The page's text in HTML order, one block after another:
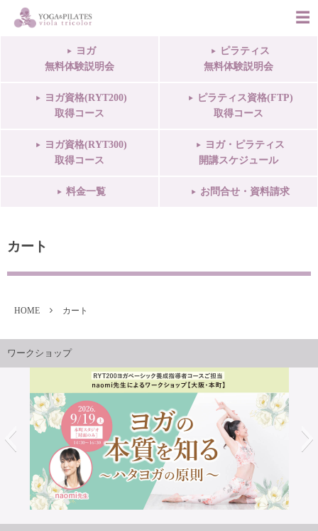
ヨガ
無料体験説明会
ピラティス
無料体験説明会
ヨガ資格(RYT200)
取得コース
ピラティス資格(FTP)
取得コース
ヨガ資格(RYT300)
取得コース
ヨガ・ピラティス
開講スケジュール
料金一覧 お問合せ・資料請求
カート
HOME カート
ワークショップ